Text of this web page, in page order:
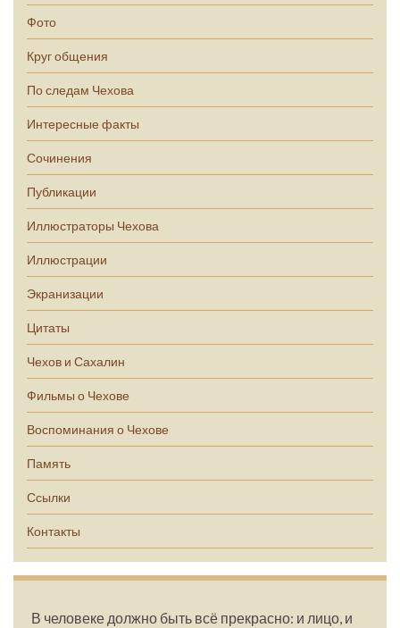
Фото
Круг общения
По следам Чехова
Интересные факты
Сочинения
Публикации
Иллюстраторы Чехова
Иллюстрации
Экранизации
Цитаты
Чехов и Сахалин
Фильмы о Чехове
Воспоминания о Чехове
Память
Ссылки
Контакты
В человеке должно быть всё прекрасно: и лицо, и